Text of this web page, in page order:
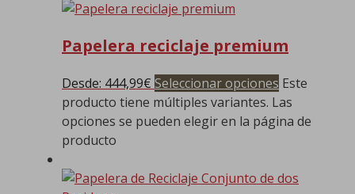
Papelera reciclaje premium
Desde: 444,99€ Seleccionar opciones Este
producto tiene múltiples variantes. Las
opciones se pueden elegir en la página de
producto